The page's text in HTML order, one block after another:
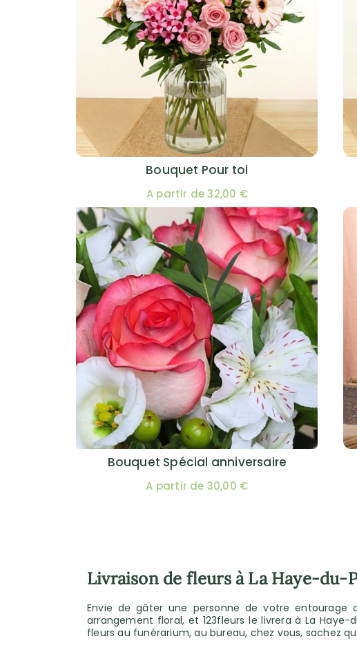
Bouquet Pour toi
A partir de 32,00 €
Bouquet Spécial anniversaire
A partir de 30,00 €
Livraison de fleurs à La Haye-du-
Envie de gâter une personne de votre
arrangement floral, et 123fleurs le livrera à La
fleurs au funérarium, au bureau, chez vous, sachez